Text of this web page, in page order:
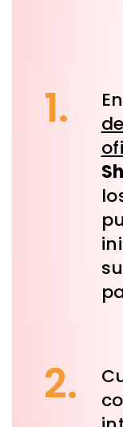
1.
2.